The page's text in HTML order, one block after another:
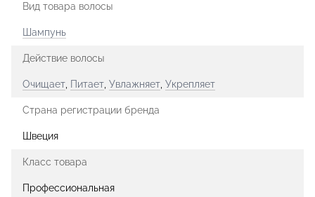
Вид товара волосы
Шампунь
Действие волосы
Очищает, Питает, Увлажняет, Укрепляет
Страна регистрации бренда
Швеция
Класс товара
Профессиональная